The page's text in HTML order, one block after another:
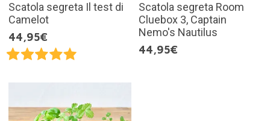
Scatola segreta Il test di
Camelot
44,95€
Scatola segreta Room
Cluebox 3, Captain
Nemo's Nautilus
44,95€